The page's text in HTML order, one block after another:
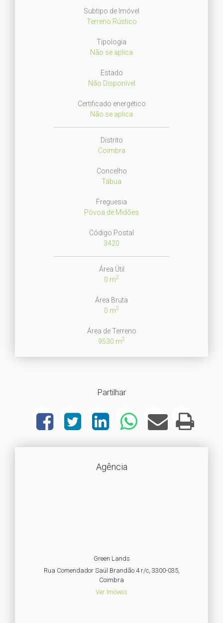
Subtipo de Imóvel
Terreno Rústico
Tipologia
Não se aplica
Estado
Não Disponível
Certificado energético
Não se aplica
Distrito
Coimbra
Concelho
Tábua
Freguesia
Póvoa de Midões
Código Postal
3420
Área Útil
0 m2
Área Bruta
0 m2
Área de Terreno
9530 m2
Partilhar
Agência
Green Lands
Rua Comendador Saúl Brandão 4 r/c, 3300-035,
Coimbra
Ver Imóveis